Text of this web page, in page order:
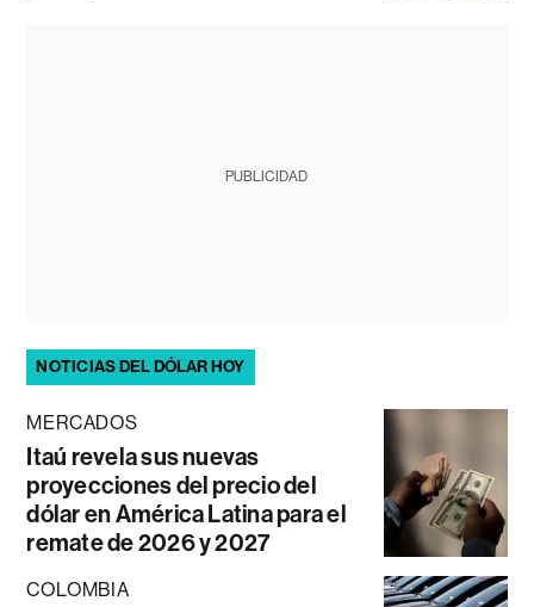
PUBLICIDAD
NOTICIAS DEL DÓLAR HOY
MERCADOS
Itaú revela sus nuevas
proyecciones del precio del
dólar en América Latina para el
remate de 2026 y 2027
COLOMBIA